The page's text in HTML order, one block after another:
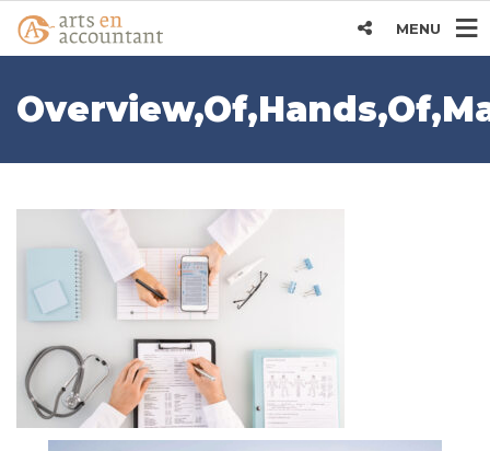
MENU